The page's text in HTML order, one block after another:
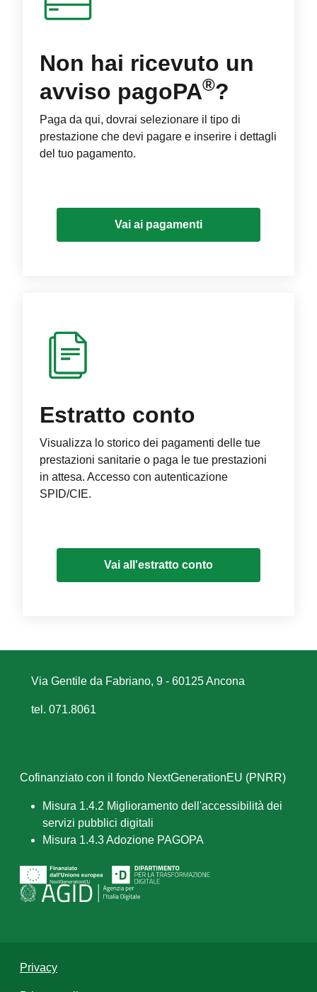
Non hai ricevuto un
avviso pagoPA®?
Paga da qui, dovrai selezionare il tipo di
prestazione che devi pagare e inserire i dettagli
del tuo pagamento.
Vai ai pagamenti
Estratto conto
Visualizza lo storico dei pagamenti delle tue
prestazioni sanitarie o paga le tue prestazioni
in attesa. Accesso con autenticazione
SPID/CIE.
Vai all'estratto conto
Via Gentile da Fabriano, 9 - 60125 Ancona
tel. 071.8061
Cofinanziato con il fondo NextGenerationEU (PNRR)
Misura 1.4.2 Miglioramento dell'accessibilità dei
servizi pubblici digitali
Misura 1.4.3 Adozione PAGOPA
Privacy